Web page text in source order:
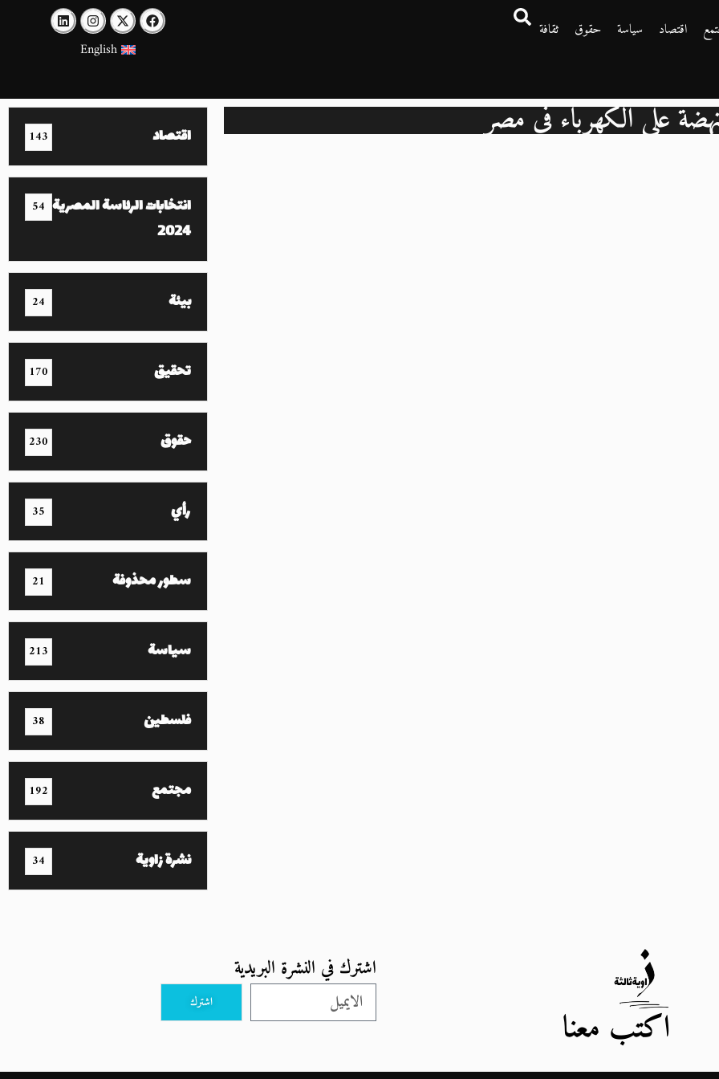
اقتصاد سياسة حقوق
ثقافة
English
على الكهرباء في مصر اقتصاد 143
انتخابات الرئاسة المصرية
2024
54
بيئة 24
تحقيق 170
حقوق 230
رأي 35
سطور محذوفة 21
سياسة 213
فلسطين 38
مجتمع 192
نشرة زاوية 34
اكتب معنا
اشترك في النشرة البريدية
اشترك